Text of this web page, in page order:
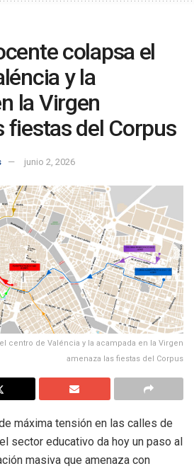
colapsa el
y la
la Virgen
fiestas del Corpus
junio 2, 2026
centro de Valéncia y la acampada en la Virgen
amenaza las fiestas del Corpus
máxima tensión en las calles de
sector educativo da hoy un paso al
masiva que amenaza con